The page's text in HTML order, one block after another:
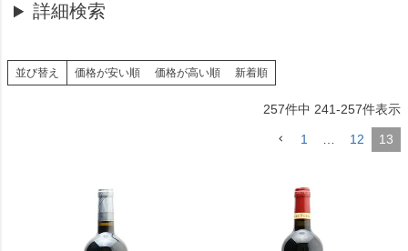
詳細検索
並び替え 価格が安い順 価格が高い順 新着順
257件中 241-257件表示
1 … 12 13